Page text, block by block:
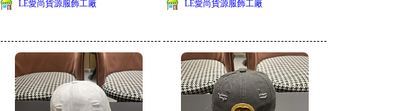
LE愛尚貨源服飾工廠
LE愛尚貨源服飾工廠